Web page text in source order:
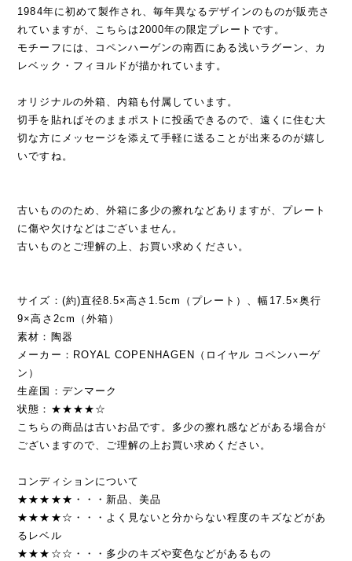
1984年に初めて製作され、毎年異なるデザインのものが販売さ
れていますが、こちらは2000年の限定プレートです。
モチーフには、コペンハーゲンの南西にある浅いラグーン、カ
レベック・フィヨルドが描かれています。
オリジナルの外箱、内箱も付属しています。
切手を貼ればそのままポストに投函できるので、遠くに住む大
切な方にメッセージを添えて手軽に送ることが出来るのが嬉し
いですね。
古いもののため、外箱に多少の擦れなどありますが、プレート
に傷や欠けなどはございません。
古いものとご理解の上、お買い求めください。
サイズ：(約)直径8.5×高さ1.5cm（プレート）、幅17.5×奥行
9×高さ2cm（外箱）
素材：陶器
メーカー：ROYAL COPENHAGEN（ロイヤル コペンハーゲ
ン）
生産国：デンマーク
状態：★★★★☆
こちらの商品は古いお品です。多少の擦れ感などがある場合が
ございますので、ご理解の上お買い求めください。
コンディションについて
★★★★★・・・新品、美品
★★★★☆・・・よく見ないと分からない程度のキズなどがあ
るレベル
★★★☆☆・・・多少のキズや変色などがあるもの